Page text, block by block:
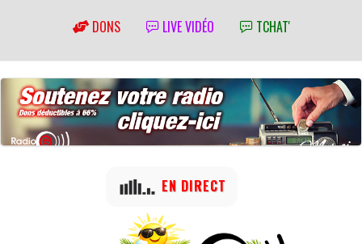
DONS LIVE VIDÉO TCHAT'
EN DIRECT